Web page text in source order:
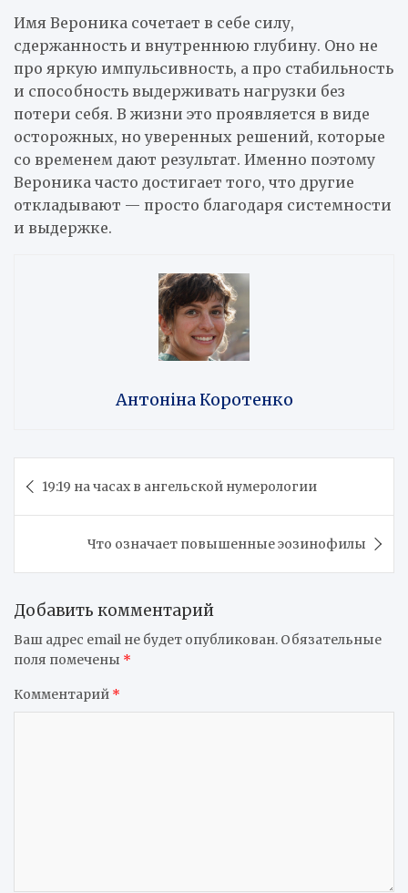
Имя Вероника сочетает в себе силу,
сдержанность и внутреннюю глубину. Оно не
про яркую импульсивность, а про стабильность
и способность выдерживать нагрузки без
потери себя. В жизни это проявляется в виде
осторожных, но уверенных решений, которые
со временем дают результат. Именно поэтому
Вероника часто достигает того, что другие
откладывают — просто благодаря системности
и выдержке.
Антоніна Коротенко
по 19:19 на часах в ангельской нумерологии
Что означает повышенные эозинофилы
Добавить комментарий
Ваш адрес email не будет опубликован. Обязательные
поля помечены *
Комментарий *